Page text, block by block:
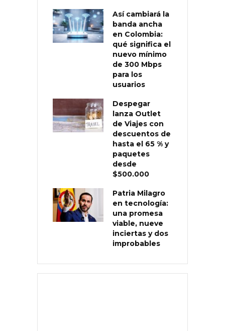
Así cambiará la
banda ancha
en Colombia:
qué significa el
nuevo mínimo
de 300 Mbps
para los
usuarios
Despegar
lanza Outlet
de Viajes con
descuentos de
hasta el 65 % y
paquetes
desde
$500.000
Patria Milagro
en tecnología:
una promesa
viable, nueve
inciertas y dos
improbables